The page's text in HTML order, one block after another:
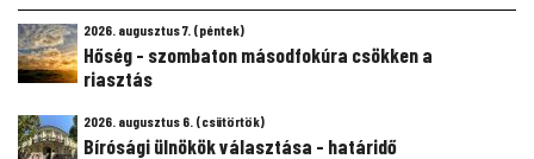
2026. augusztus 7. (péntek)
Hőség - szombaton másodfokúra csökken a
riasztás
2026. augusztus 6. (csütörtök)
Bírósági ülnökök választása - határidő